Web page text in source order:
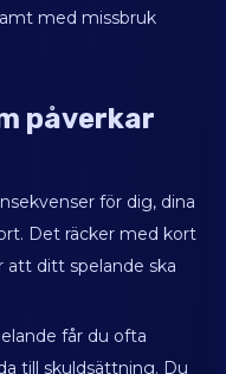
med missbruk
påverkar
för dig, dina
Det räcker med kort
att ditt spelande ska
får du ofta
till skuldsättning. Du